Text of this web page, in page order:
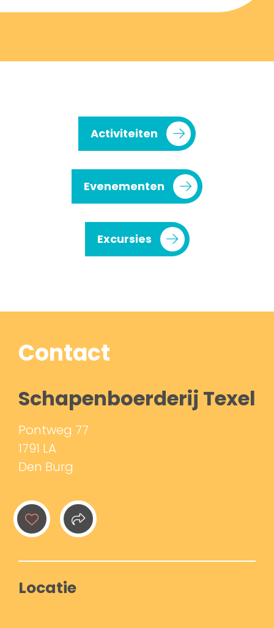
Activiteiten
Evenementen
Excursies
Contact
Schapenboerderij Texel
Pontweg 77
1791 LA
Den Burg
Locatie